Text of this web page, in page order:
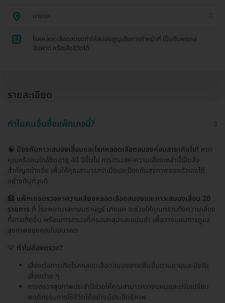
บางแค
1
โรคหลอดเลือดสมองทำให้สมองสูญเสียการทำหน้าที่ เป็นอัมพฤกษ์
อัมพาต หรือเสียชีวิตได้
รายละเอียด
ทำไมคนอื่นซื้อแพ็กเกจนี้?
🧠 ป้องกันภาวะสมองเสื่อมและโรคหลอดเลือดสมองก่อนสายเกินไป! หาก
คุณหรือคนใกล้ชิดอายุ 40 ปีขึ้นไป การตรวจหาความเสี่ยงเหล่านี้เป็นสิ่ง
สำคัญอย่างยิ่ง เพื่อให้คุณสามารถรับมือและป้องกันสุขภาพของตัวเองได้
อย่างทันท่วงที
🏥 แพ็กเกจตรวจหาความเสี่ยงหลอดเลือดสมองและภาวะสมองเสื่อม 20
รายการ ที่ โรงพยาบาลเกษมราษฎร์ บางแค จะช่วยให้คุณทราบถึงความเสี่ยง
ที่อาจเกิดขึ้น พร้อมการตรวจที่ครอบคลุมและแม่นยำ เพื่อวางแผนการดูแล
สุขภาพของคุณในอนาคต
💡 ทำไมต้องตรวจ?
เสี่ยงต่อการเกิดโรคหลอดเลือดสมองอาจเพิ่มขึ้นตามอายุและปัจจัย
เสี่ยงต่าง ๆ
การตรวจสุขภาพประจำปีช่วยให้คุณสามารถวางแผนและปรับเปลี่ยน
พฤติกรรมการใช้ชีวิตได้อย่างมีประสิทธิภาพ